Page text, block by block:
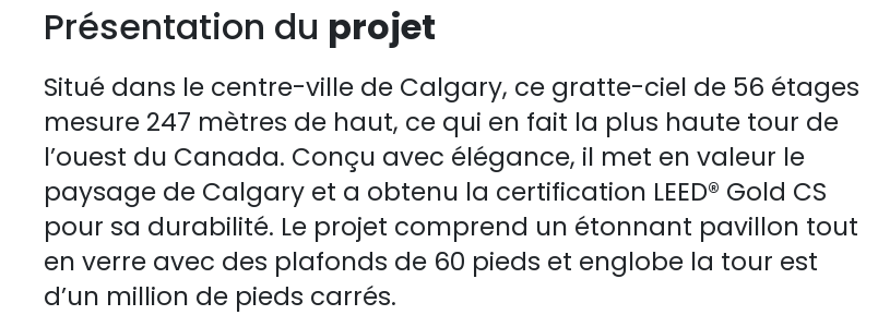
Présentation du projet
Situé dans le centre-ville de Calgary, ce gratte-ciel de 56 étages
mesure 247 mètres de haut, ce qui en fait la plus haute tour de
l’ouest du Canada. Conçu avec élégance, il met en valeur le
paysage de Calgary et a obtenu la certification LEED® Gold CS
pour sa durabilité. Le projet comprend un étonnant pavillon tout
en verre avec des plafonds de 60 pieds et englobe la tour est
d’un million de pieds carrés.